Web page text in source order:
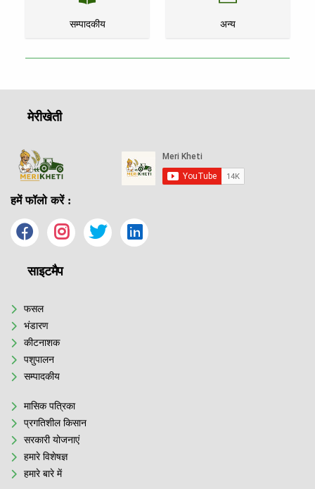
सम्पादकीय अन्य
मेरीखेती
हमें फॉलो करें :
साइटमैप
फसल
भंडारण
कीटनाशक
पशुपालन
सम्पादकीय
मासिक पत्रिका
प्रगतिशील किसान
सरकारी योजनाएं
हमारे विशेषज्ञ
हमारे बारे में